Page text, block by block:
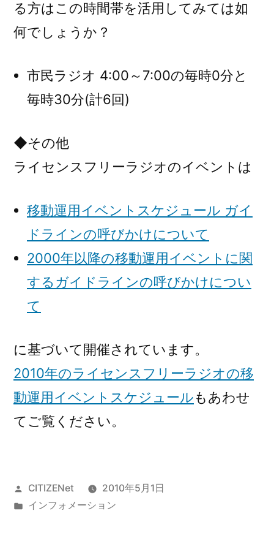
る方はこの時間帯を活用してみては如
何でしょうか？
市民ラジオ 4:00～7:00の毎時0分と
毎時30分(計6回)
◆その他
ライセンスフリーラジオのイベントは
移動運用イベントスケジュール ガイ
ドラインの呼びかけについて
2000年以降の移動運用イベントに関
するガイドラインの呼びかけについ
て
に基づいて開催されています。
2010年のライセンスフリーラジオの移
動運用イベントスケジュールもあわせ
てご覧ください。
投
稿
CITIZENet
2010年5月1日
カ
インフォメーション